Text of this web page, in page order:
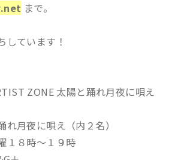
まで。
しています！
ZONE 太陽と踊れ月夜に唄え
れ月夜に唄え（内２名）
１８時～１９時